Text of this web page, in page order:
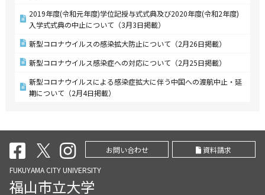
2019年度(令和元年度)学位記授与式式典及び2020年度(令和2年度)
入学式式典の中止について（3月3日掲載）
新型コロナウイルスの感染拡大防止について（2月26日掲載）
新型コロナウイルス感染症への対応について（2月25日掲載）
新型コロナウイルスによる感染症拡大に伴う中国への渡航中止・延
期について（2月4日掲載）
お問い合わせ
資料請求
FUKUYAMA CITY UNIVERSITY
福山市立大学